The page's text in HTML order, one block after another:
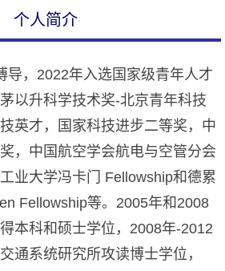
个人简介
导，2022年入选国家级青年人才
以升科学技术奖-北京青年科技
英才，国家科技进步二等奖，中
，中国航空学会航电与空管分会
业大学冯卡门 Fellowship和德累
Fellowship等。 2005年和2008
本科和硕士学位，2008年-2012
通系统研究所攻读博士学位，